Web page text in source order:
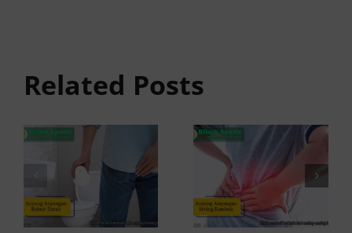
Related Posts
Darah:
Penyebab
dan Kapan
ke Dokter
Kambuh
dan Cara
Atasinya